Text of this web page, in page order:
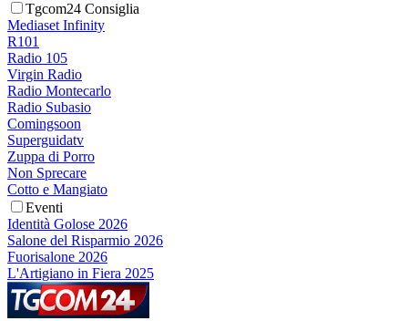
Tgcom24 Consiglia
Mediaset Infinity
R101
Radio 105
Virgin Radio
Radio Montecarlo
Radio Subasio
Comingsoon
Superguidatv
Zuppa di Porro
Non Sprecare
Cotto e Mangiato
Eventi
Identità Golose 2026
Salone del Risparmio 2026
Fuorisalone 2026
L'Artigiano in Fiera 2025